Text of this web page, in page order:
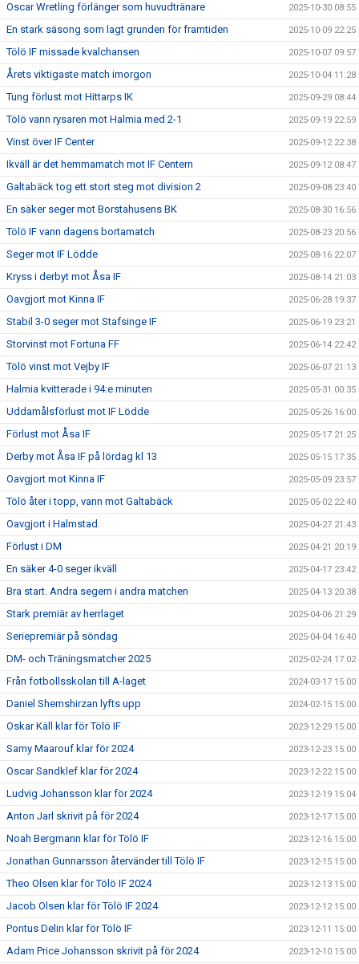
Oscar Wretling förlänger som huvudtränare 2025-10-30 08:55
En stark säsong som lagt grunden för framtiden 2025-10-09 22:25
Tölö IF missade kvalchansen 2025-10-07 09:57
Årets viktigaste match imorgon 2025-10-04 11:28
Tung förlust mot Hittarps IK 2025-09-29 08:44
Tölö vann rysaren mot Halmia med 2-1 2025-09-19 22:59
Vinst över IF Center 2025-09-12 22:38
Ikväll är det hemmamatch mot IF Centern 2025-09-12 08:47
Galtabäck tog ett stort steg mot division 2 2025-09-08 23:40
En säker seger mot Borstahusens BK 2025-08-30 16:56
Tölö IF vann dagens bortamatch 2025-08-23 20:56
Seger mot IF Lödde 2025-08-16 22:07
Kryss i derbyt mot Åsa IF 2025-08-14 21:03
Oavgjort mot Kinna IF 2025-06-28 19:37
Stabil 3-0 seger mot Stafsinge IF 2025-06-19 23:21
Storvinst mot Fortuna FF 2025-06-14 22:42
Tölö vinst mot Vejby IF 2025-06-07 21:13
Halmia kvitterade i 94:e minuten 2025-05-31 00:35
Uddamålsförlust mot IF Lödde 2025-05-26 16:00
Förlust mot Åsa IF 2025-05-17 21:25
Derby mot Åsa IF på lördag kl 13 2025-05-15 17:35
Oavgjort mot Kinna IF 2025-05-09 23:57
Tölö åter i topp, vann mot Galtabäck 2025-05-02 22:40
Oavgjort i Halmstad 2025-04-27 21:43
Förlust i DM 2025-04-21 20:19
En säker 4-0 seger ikväll 2025-04-17 23:42
Bra start. Andra segern i andra matchen 2025-04-13 20:38
Stark premiär av herrlaget 2025-04-06 21:29
Seriepremiär på söndag 2025-04-04 16:40
DM- och Träningsmatcher 2025 2025-02-24 17:02
Från fotbollsskolan till A-laget 2024-03-17 15:00
Daniel Shemshirzan lyfts upp 2024-02-15 15:00
Oskar Käll klar för Tölö IF 2023-12-29 15:00
Samy Maarouf klar för 2024 2023-12-23 15:00
Oscar Sandklef klar för 2024 2023-12-22 15:00
Ludvig Johansson klar för 2024 2023-12-19 15:04
Anton Jarl skrivit på för 2024 2023-12-17 15:00
Noah Bergmann klar för Tölö IF 2023-12-16 15:00
Jonathan Gunnarsson återvänder till Tölö IF 2023-12-15 15:00
Theo Olsen klar för Tölö IF 2024 2023-12-13 15:00
Jacob Olsen klar för Tölö IF 2024 2023-12-12 15:00
Pontus Delin klar för Tölö IF 2023-12-11 15:00
Adam Price Johansson skrivit på för 2024 2023-12-10 15:00